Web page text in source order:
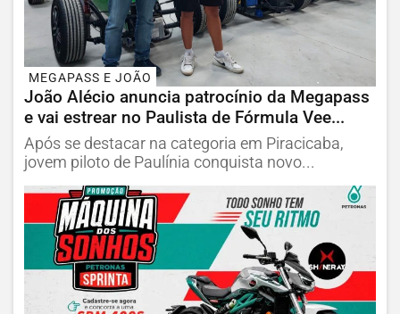
MEGAPASS E JOÃO
João Alécio anuncia patrocínio da Megapass
e vai estrear no Paulista de Fórmula Vee...
Após se destacar na categoria em Piracicaba,
jovem piloto de Paulínia conquista novo...